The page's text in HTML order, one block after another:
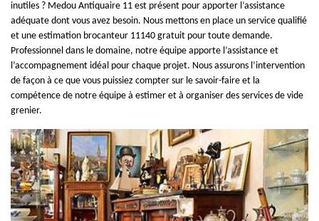
inutiles ? Medou Antiquaire 11 est présent pour apporter l’assistance
adéquate dont vous avez besoin. Nous mettons en place un service qualifié
et une estimation brocanteur 11140 gratuit pour toute demande.
Professionnel dans le domaine, notre équipe apporte l’assistance et
l’accompagnement idéal pour chaque projet. Nous assurons l’intervention
de façon à ce que vous puissiez compter sur le savoir-faire et la
compétence de notre équipe à estimer et à organiser des services de vide
grenier.